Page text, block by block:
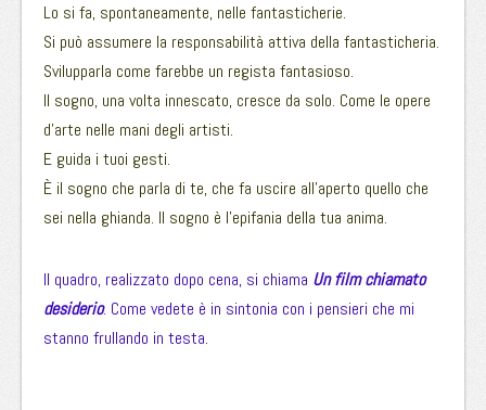
Lo si fa, spontaneamente, nelle fantasticherie.
Si può assumere la responsabilità attiva della fantasticheria.
Svilupparla come farebbe un regista fantasioso.
Il sogno, una volta innescato, cresce da solo. Come le opere
d’arte nelle mani degli artisti.
E guida i tuoi gesti.
È il sogno che parla di te, che fa uscire all’aperto quello che
sei nella ghianda. Il sogno è l’epifania della tua anima.
Il quadro, realizzato dopo cena, si chiama Un film chiamato
desiderio. Come vedete è in sintonia con i pensieri che mi
stanno frullando in testa.